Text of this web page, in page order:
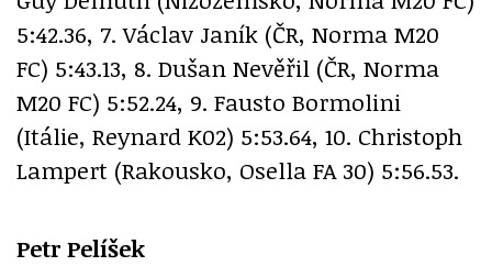
5:42.36, 7. Václav Janík (ČR, Norma M20
FC) 5:43.13, 8. Dušan Nevěřil (ČR, Norma
M20 FC) 5:52.24, 9. Fausto Bormolini
(Itálie, Reynard K02) 5:53.64, 10. Christoph
Lampert (Rakousko, Osella FA 30) 5:56.53.
Petr Pelíšek